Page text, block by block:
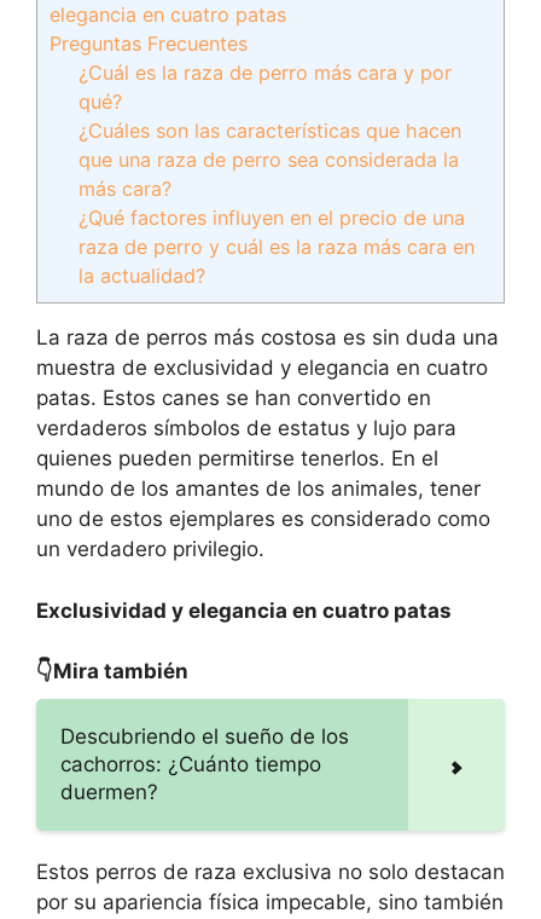
elegancia en cuatro patas
Preguntas Frecuentes
¿Cuál es la raza de perro más cara y por
qué?
¿Cuáles son las características que hacen
que una raza de perro sea considerada la
más cara?
¿Qué factores influyen en el precio de una
raza de perro y cuál es la raza más cara en
la actualidad?
La raza de perros más costosa es sin duda una
muestra de exclusividad y elegancia en cuatro
patas. Estos canes se han convertido en
verdaderos símbolos de estatus y lujo para
quienes pueden permitirse tenerlos. En el
mundo de los amantes de los animales, tener
uno de estos ejemplares es considerado como
un verdadero privilegio.
Exclusividad y elegancia en cuatro patas
👇Mira también
Descubriendo el sueño de los
cachorros: ¿Cuánto tiempo
duermen?
Estos perros de raza exclusiva no solo destacan
por su apariencia física impecable, sino también